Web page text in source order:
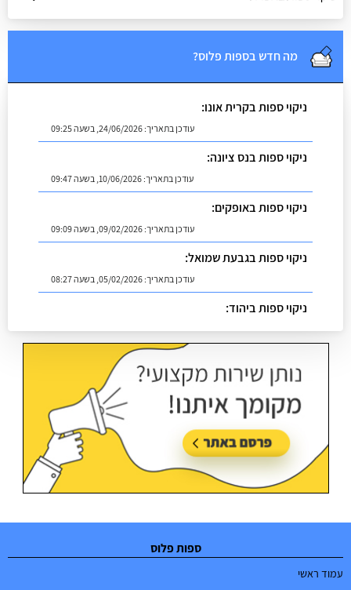
מה חדש בספות פלוס?
ניקוי ספות בקרית אונו:
עודכן בתאריך:24/06/2026, בשעה 09:25
ניקוי ספות בנס ציונה:
עודכן בתאריך:10/06/2026, בשעה 09:47
ניקוי ספות באופקים:
עודכן בתאריך:09/02/2026, בשעה 09:09
ניקוי ספות בגבעת שמואל:
עודכן בתאריך:05/02/2026, בשעה 08:27
ניקוי ספות ביהוד:
עודכן בתאריך:02/07/2026, בשעה 08:53
ספות פלוס
עמוד ראשי